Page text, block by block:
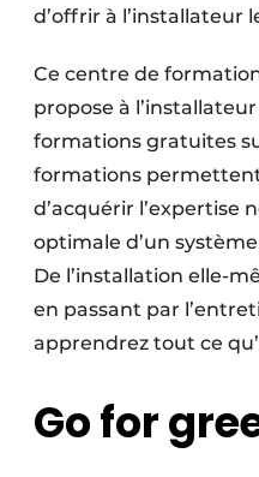
d’offrir à l’installateur
Ce centre de
propose à
formations gratuites
formations
d’acquérir l’expertise
optimale d’un
De l’installation elle-
en passant par
apprendrez tout ce
Go for